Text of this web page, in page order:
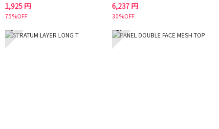
1,925 円
75%OFF
6,237 円
30%OFF
9 10